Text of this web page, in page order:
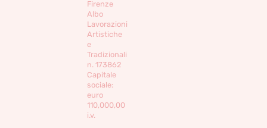
Firenze
Albo
Lavorazioni
Artistiche
e
Tradizionali
n. 173862
Capitale
sociale:
euro
110,000,00
i.v.